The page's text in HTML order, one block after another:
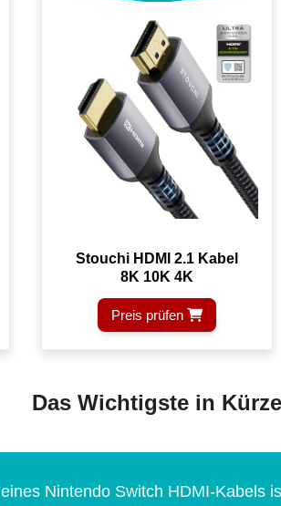
Stouchi HDMI 2.1 Kabel
8K 10K 4K
Preis prüfen
Das Wichtigste in Kürze
Nintendo Switch HDMI-Kabels